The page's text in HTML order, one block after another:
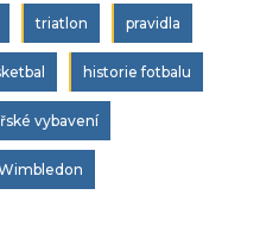
triatlon pravidla
historie fotbalu
vybavení